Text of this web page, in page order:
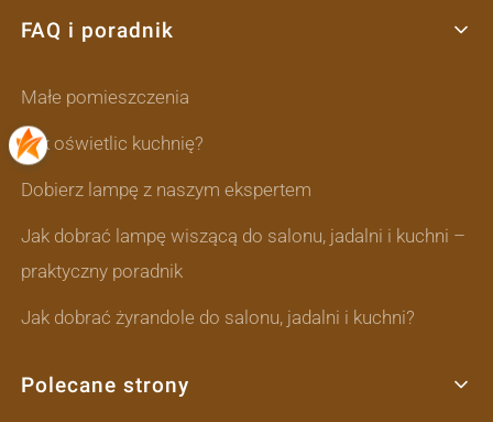
FAQ i poradnik
Małe pomieszczenia
Jak oświetlic kuchnię?
Dobierz lampę z naszym ekspertem
Jak dobrać lampę wiszącą do salonu, jadalni i kuchni –
praktyczny poradnik
Jak dobrać żyrandole do salonu, jadalni i kuchni?
Polecane strony